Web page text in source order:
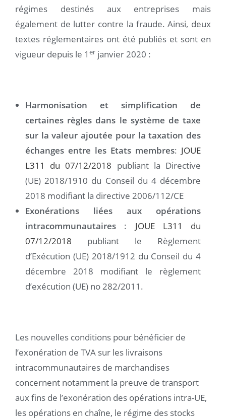
régimes destinés aux entreprises mais
également de lutter contre la fraude. Ainsi, deux
textes réglementaires ont été publiés et sont en
vigueur depuis le 1 er janvier 2020 :
Harmonisation et simplification de
certaines règles dans le système de taxe
sur la valeur ajoutée pour la taxation des
échanges entre les Etats membres: JOUE
L311 du 07/12/2018 publiant la Directive
(UE) 2018/1910 du Conseil du 4 décembre
2018 modifiant la directive 2006/112/CE
Exonérations liées aux opérations
intracommunautaires : JOUE L311 du
07/12/2018 publiant le Règlement
d’Exécution (UE) 2018/1912 du Conseil du 4
décembre 2018 modifiant le règlement
d’exécution (UE) no 282/2011.
Les nouvelles conditions pour bénéficier de
l’exonération de TVA sur les livraisons
intracommunautaires de marchandises
concernent notamment la preuve de transport
aux fins de l’exonération des opérations intra-UE,
les opérations en chaîne, le régime des stocks